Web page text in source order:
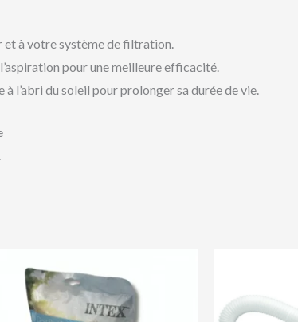
et à votre système de filtration.
pour une meilleure efficacité.
l’abri du soleil pour prolonger sa durée de vie.